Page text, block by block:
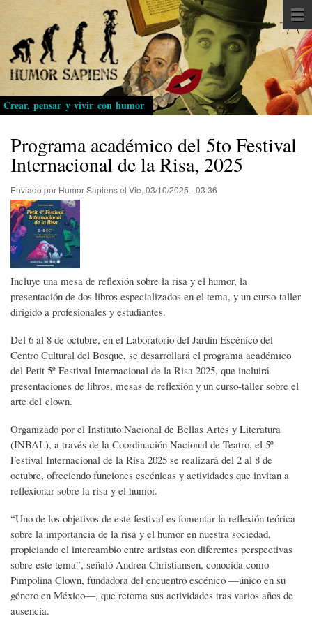
Pasar
al
contenido
principal
Crear, pensar y vivir con humor
Programa académico del 5to Festival
Internacional de la Risa, 2025
Enviado por Humor Sapiensel Vie, 03/10/2025 - 03:36
Incluye una mesa de reflexión sobre la risa y el humor, la
presentación de dos libros especializados en el tema, y un curso-taller
dirigido a profesionales y estudiantes.
Del 6 al 8 de octubre, en el Laboratorio del Jardín Escénico del
Centro Cultural del Bosque, se desarrollará el programa académico
del Petit 5º Festival Internacional de la Risa 2025, que incluirá
presentaciones de libros, mesas de reflexión y un curso-taller sobre el
arte del clown.
Organizado por el Instituto Nacional de Bellas Artes y Literatura
(INBAL), a través de la Coordinación Nacional de Teatro, el 5º
Festival Internacional de la Risa 2025 se realizará del 2 al 8 de
octubre, ofreciendo funciones escénicas y actividades que invitan a
reflexionar sobre la risa y el humor.
“Uno de los objetivos de este festival es fomentar la reflexión teórica
sobre la importancia de la risa y el humor en nuestra sociedad,
propiciando el intercambio entre artistas con diferentes perspectivas
sobre este tema”, señaló Andrea Christiansen, conocida como
Pimpolina Clown, fundadora del encuentro escénico —único en su
género en México—, que retoma sus actividades tras varios años de
ausencia.